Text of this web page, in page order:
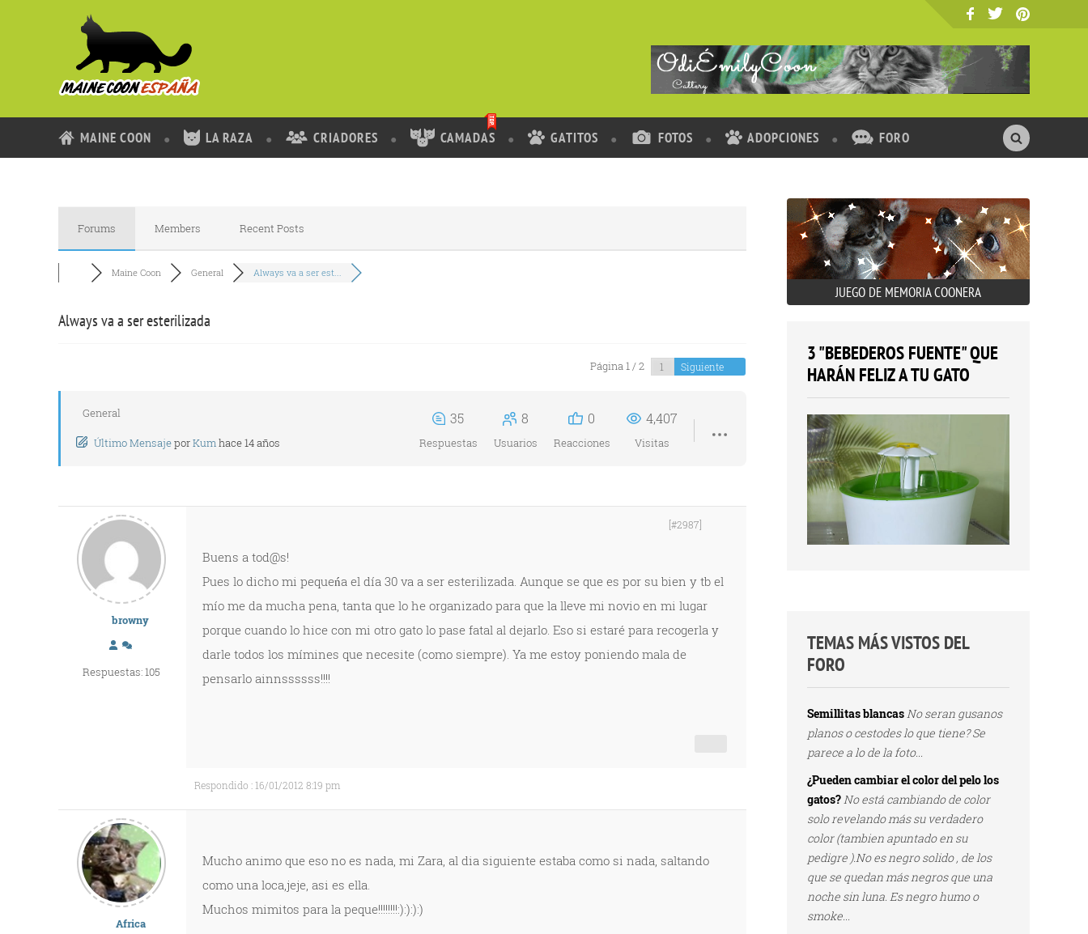
MAINE COON LA RAZA CRIADORES CAMADAS GATITOS FOTOS ADOPCIONES FORO
Forums Members Recent Posts
Maine Coon General Always va a ser est...
Always va a ser esterilizada
Página 1 / 2 Siguiente
General
Último MensajeporKumhace 14 años
35
Respuestas
8
Usuarios
0
Reacciones
4,407
Visitas
browny
Respuestas: 105
[#2987]
Buens a tod@s!
Pues lo dicho mi pequeńa el día 30 va a ser esterilizada. Aunque se que es por su bien y tb el
mío me da mucha pena, tanta que lo he organizado para que la lleve mi novio en mi lugar
porque cuando lo hice con mi otro gato lo pase fatal al dejarlo. Eso si estaré para recogerla y
darle todos los mímines que necesite (como siempre). Ya me estoy poniendo mala de
pensarlo ainnssssss!!!!
Respondido : 16/01/2012 8:19 pm
Africa
Mucho animo que eso no es nada, mi Zara, al dia siguiente estaba como si nada, saltando
como una loca,jeje, asi es ella.
Muchos mimitos para la peque!!!!!!!!:):):):)
JUEGO DE MEMORIA COONERA
3 "BEBEDEROS FUENTE" QUE
HARÁN FELIZ A TU GATO
TEMAS MÁS VISTOS DEL
FORO
Semillitas blancasNo seran gusanos
planos o cestodes lo que tiene? Se
parece a lo de la foto...
¿Pueden cambiar el color del pelo los
gatos?No está cambiando de color
solo revelando más su verdadero
color (tambien apuntado en su
pedigre ).No es negro solido , de los
que se quedan más negros que una
noche sin luna. Es negro humo o
smoke...